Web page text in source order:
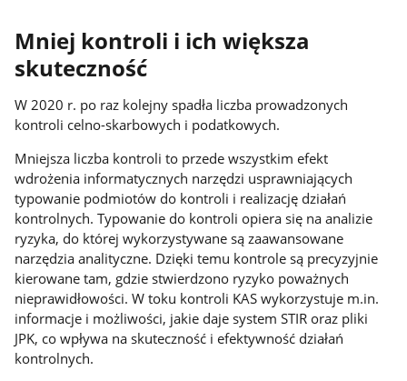
Mniej kontroli i ich większa
skuteczność
W 2020 r. po raz kolejny spadła liczba prowadzonych
kontroli celno-skarbowych i podatkowych.
Mniejsza liczba kontroli to przede wszystkim efekt
wdrożenia informatycznych narzędzi usprawniających
typowanie podmiotów do kontroli i realizację działań
kontrolnych. Typowanie do kontroli opiera się na analizie
ryzyka, do której wykorzystywane są zaawansowane
narzędzia analityczne. Dzięki temu kontrole są precyzyjnie
kierowane tam, gdzie stwierdzono ryzyko poważnych
nieprawidłowości. W toku kontroli KAS wykorzystuje m.in.
informacje i możliwości, jakie daje system STIR oraz pliki
JPK, co wpływa na skuteczność i efektywność działań
kontrolnych.